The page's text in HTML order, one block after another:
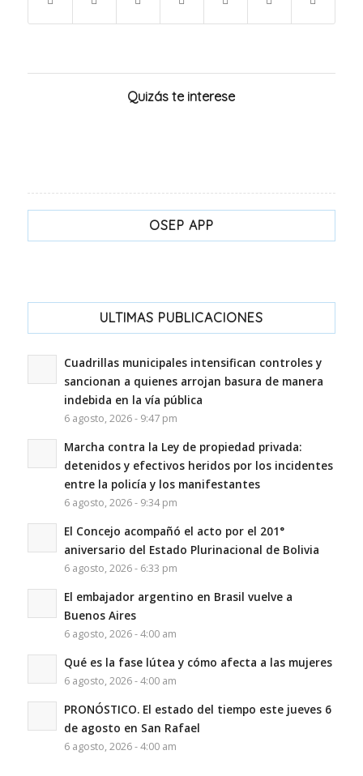
Quizás te interese
OSEP APP
ULTIMAS PUBLICACIONES
Cuadrillas municipales intensifican controles y
sancionan a quienes arrojan basura de manera
indebida en la vía pública
6 agosto, 2026 - 9:47 pm
Marcha contra la Ley de propiedad privada:
detenidos y efectivos heridos por los incidentes
entre la policía y los manifestantes
6 agosto, 2026 - 9:34 pm
El Concejo acompañó el acto por el 201°
aniversario del Estado Plurinacional de Bolivia
6 agosto, 2026 - 6:33 pm
El embajador argentino en Brasil vuelve a
Buenos Aires
6 agosto, 2026 - 4:00 am
Qué es la fase lútea y cómo afecta a las mujeres
6 agosto, 2026 - 4:00 am
PRONÓSTICO. El estado del tiempo este jueves 6
de agosto en San Rafael
6 agosto, 2026 - 4:00 am